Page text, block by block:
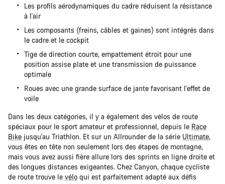
Les profils aérodynamiques du cadre réduisent la résistance
à l'air
Les composants (freins, câbles et gaines) sont intégrés dans
le cadre et le cockpit
Tige de direction courte, empattement étroit pour une
position assise plate et une transmission de puissance
optimale
Roues avec une grande surface de jante favorisant l'effet de
voile
Dans les deux catégories, il y a également des vélos de route
spéciaux pour le sport amateur et professionnel, depuis le Race
Bike jusqu'au Triathlon. Et sur un Allrounder de la série Ultimate,
vous êtes en tête non seulement lors des étapes de montagne,
mais vous avez aussi fière allure lors des sprints en ligne droite et
des longues distances exigeantes. Chez Canyon, chaque cycliste
de route trouve le vélo qui est parfaitement adapté aux défis